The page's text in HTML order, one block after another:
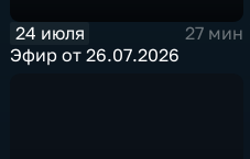
24 июля
27 мин
Эфир от 26.07.2026